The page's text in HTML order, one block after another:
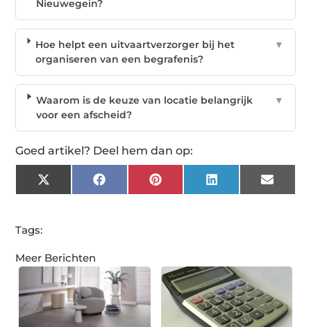
Nieuwegein?
Hoe helpt een uitvaartverzorger bij het
organiseren van een begrafenis?
▼
Waarom is de keuze van locatie belangrijk
voor een afscheid?
▼
Goed artikel? Deel hem dan op:
X
(Twitter)
Facebook Pinterest LinkedIn Email
Tags:
Meer Berichten